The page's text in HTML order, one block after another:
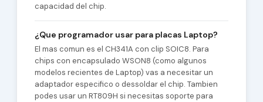
capacidad del chip.
¿Que programador usar para placas Laptop?
El mas comun es el CH341A con clip SOIC8. Para
chips con encapsulado WSON8 (como algunos
modelos recientes de Laptop) vas a necesitar un
adaptador especifico o dessoldar el chip. Tambien
podes usar un RT809H si necesitas soporte para